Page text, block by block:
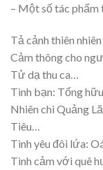
– Một số tác phẩm
Tả cảnh thiên
Cảm thông cho
Tử dạ thu ca…
Tình bạn: Tống
Nhiên chi Quảng
Tiêu…
Tình yêu đôi lứa:
Tình cảm với quê